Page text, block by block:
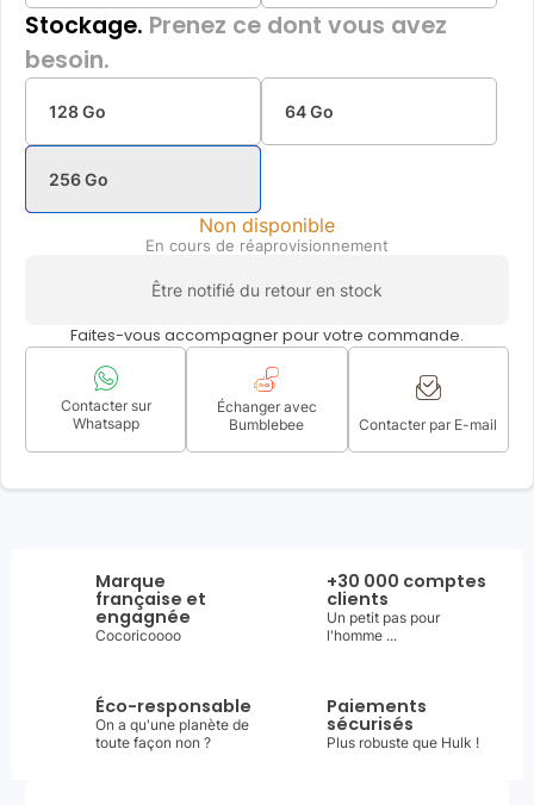
Stockage. Prenez ce dont vous avez
besoin.
128 Go 64 Go
256 Go
Non disponible
En cours de réaprovisionnement
Être notifié du retour en stock
Faites-vous accompagner pour votre commande.
Contacter sur
Whatsapp
Échanger avec
Bumblebee
Contacter par E-mail
Marque
française et
engagnée
Cocoricoooo
+30 000 comptes
clients
Un petit pas pour
l'homme ...
Éco-responsable
On a qu'une planète de
toute façon non ?
Paiements
sécurisés
Plus robuste que Hulk !